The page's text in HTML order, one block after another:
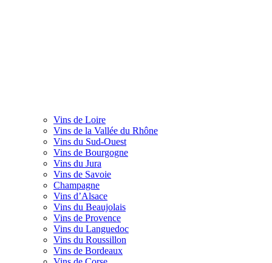
Vins de Loire
Vins de la Vallée du Rhône
Vins du Sud-Ouest
Vins de Bourgogne
Vins du Jura
Vins de Savoie
Champagne
Vins d’Alsace
Vins du Beaujolais
Vins de Provence
Vins du Languedoc
Vins du Roussillon
Vins de Bordeaux